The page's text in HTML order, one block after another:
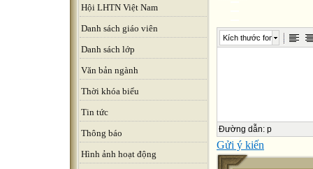
Hội LHTN Việt Nam
Danh sách giáo viên
Danh sách lớp
Văn bản ngành
Thời khóa biểu
Tin tức
Thông báo
Hình ảnh hoạt động
Kích thước font
Đường dẫn: p
Gửi ý kiến